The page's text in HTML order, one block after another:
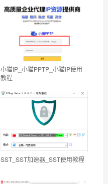
小猫IP_小猫PPTP_小猫IP使用
教程
SST_SST加速器_SST使用教程